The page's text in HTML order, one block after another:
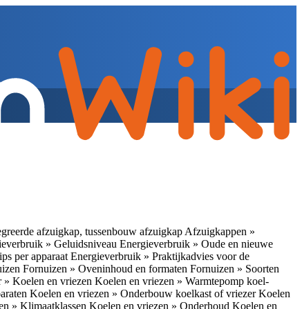
afzuigkap, tussenbouw afzuigkap Afzuigkappen »
» Geluidsniveau Energieverbruik » Oude en nieuwe
per apparaat Energieverbruik » Praktijkadvies voor de
Fornuizen » Oveninhoud en formaten Fornuizen » Soorten
» Koelen en vriezen Koelen en vriezen » Warmtepomp koel-
Koelen en vriezen » Onderbouw koelkast of vriezerKoelen
» Klimaatklassen Koelen en vriezen » Onderhoud Koelen en